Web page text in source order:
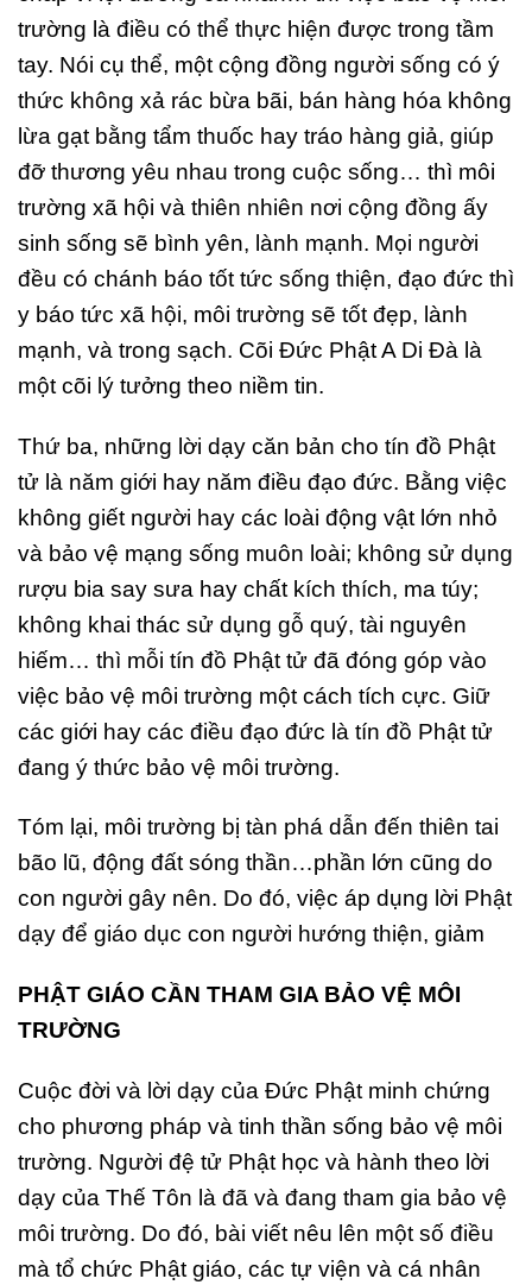
trường là điều có thể thực hiện được trong tầm
tay. Nói cụ thể, một cộng đồng người sống có ý
thức không xả rác bừa bãi, bán hàng hóa không
lừa gạt bằng tẩm thuốc hay tráo hàng giả, giúp
đỡ thương yêu nhau trong cuộc sống… thì môi
trường xã hội và thiên nhiên nơi cộng đồng ấy
sinh sống sẽ bình yên, lành mạnh. Mọi người
đều có chánh báo tốt tức sống thiện, đạo đức thì
y báo tức xã hội, môi trường sẽ tốt đẹp, lành
mạnh, và trong sạch. Cõi Đức Phật A Di Đà là
một cõi lý tưởng theo niềm tin.
Thứ ba, những lời dạy căn bản cho tín đồ Phật
tử là năm giới hay năm điều đạo đức. Bằng việc
không giết người hay các loài động vật lớn nhỏ
và bảo vệ mạng sống muôn loài; không sử dụng
rượu bia say sưa hay chất kích thích, ma túy;
không khai thác sử dụng gỗ quý, tài nguyên
hiếm… thì mỗi tín đồ Phật tử đã đóng góp vào
việc bảo vệ môi trường một cách tích cực. Giữ
các giới hay các điều đạo đức là tín đồ Phật tử
đang ý thức bảo vệ môi trường.
Tóm lại, môi trường bị tàn phá dẫn đến thiên tai
bão lũ, động đất sóng thần…phần lớn cũng do
con người gây nên. Do đó, việc áp dụng lời Phật
dạy để giáo dục con người hướng thiện, giảm
PHẬT GIÁO CẦN THAM GIA BẢO VỆ MÔI
TRƯỜNG
Cuộc đời và lời dạy của Đức Phật minh chứng
cho phương pháp và tinh thần sống bảo vệ môi
trường. Người đệ tử Phật học và hành theo lời
dạy của Thế Tôn là đã và đang tham gia bảo vệ
môi trường. Do đó, bài viết nêu lên một số điều
mà tổ chức Phật giáo, các tự viện và cá nhân